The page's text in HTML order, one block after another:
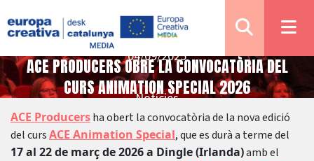
Notícies
ACE PRODUCERS OBRE LA CONVOCATÒRIA DEL
CURS ANIMATION SPECIAL 2026
04/09/2025
ACE Producersha obert la convocatòria de la nova edició
del cursACE Animation Special, que es durà a terme del
17 al 22 de març de 2026 a Dingle (Irlanda)amb el